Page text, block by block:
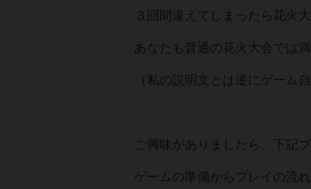
３回間違えてしまったら花火
あなたも普通の花火大会では
（私の説明文とは逆にゲーム
ご興味がありましたら、下記
ゲームの準備からプレイの流